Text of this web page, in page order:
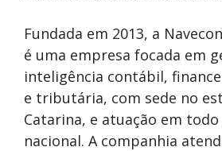
Fundada em 2013, a
é uma empresa focada em
inteligência contábil,
e tributária, com sede no
Catarina, e atuação em
nacional. A companhia